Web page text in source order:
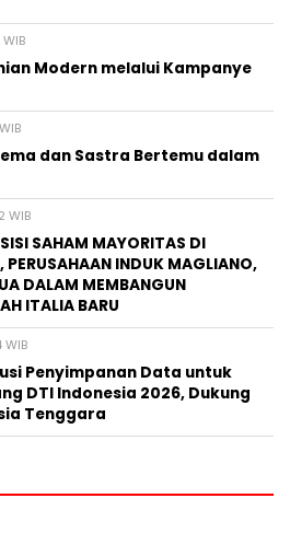
Modern melalui Kampanye
dan Sastra Bertemu dalam
WIB
SAHAM MAYORITAS DI
PERUSAHAAN INDUK MAGLIANO,
DALAM MEMBANGUN
ITALIA BARU
Penyimpanan Data untuk
DTI Indonesia 2026, Dukung
Tenggara